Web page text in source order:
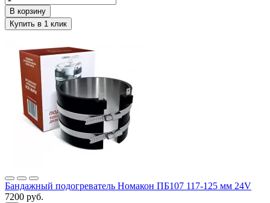
Бандажный подогреватель Номакон ПБ107 117-125 мм 24V
7200 руб.